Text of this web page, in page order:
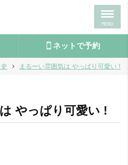
ネットで予約
まるーい雰囲気は やっぱり可愛い !
やっぱり可愛い !
MENU